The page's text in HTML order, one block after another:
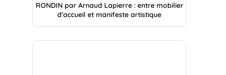
RONDIN par Arnaud Lapierre : entre mobilier
d’accueil et manifeste artistique